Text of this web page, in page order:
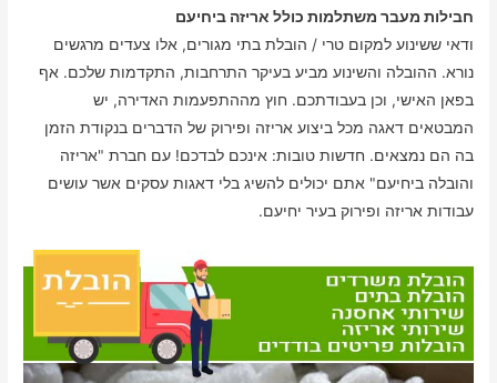
חבילות מעבר משתלמות כולל אריזה ביחיעם
ודאי ששינוע למקום טרי / הובלת בתי מגורים, אלו צעדים מרגשים
נורא. ההובלה והשינוע מביע בעיקר התרחבות, התקדמות שלכם. אף
בפאן האישי, וכן בעבודתכם. חוץ מההתפעמות האדירה, יש
המבטאים דאגה מכל ביצוע אריזה ופירוק של הדברים בנקודת הזמן
בה הם נמצאים. חדשות טובות: אינכם לבדכם! עם חברת "אריזה
והובלה ביחיעם" אתם יכולים להשיג בלי דאגות עסקים אשר עושים
עבודות אריזה ופירוק בעיר יחיעם.